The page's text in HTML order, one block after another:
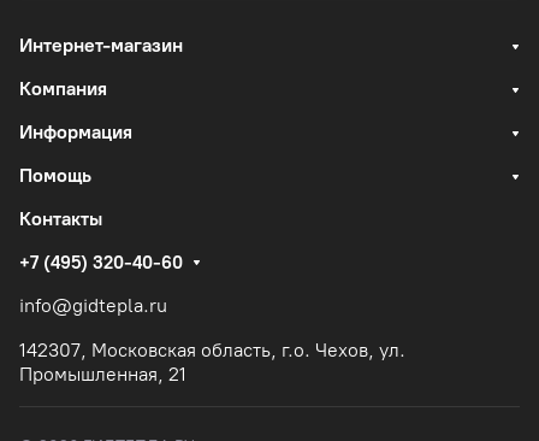
Интернет-магазин
Компания
Информация
Помощь
Контакты
+7 (495) 320-40-60
info@gidtepla.ru
142307, Московская область, г.о. Чехов, ул.
Промышленная, 21